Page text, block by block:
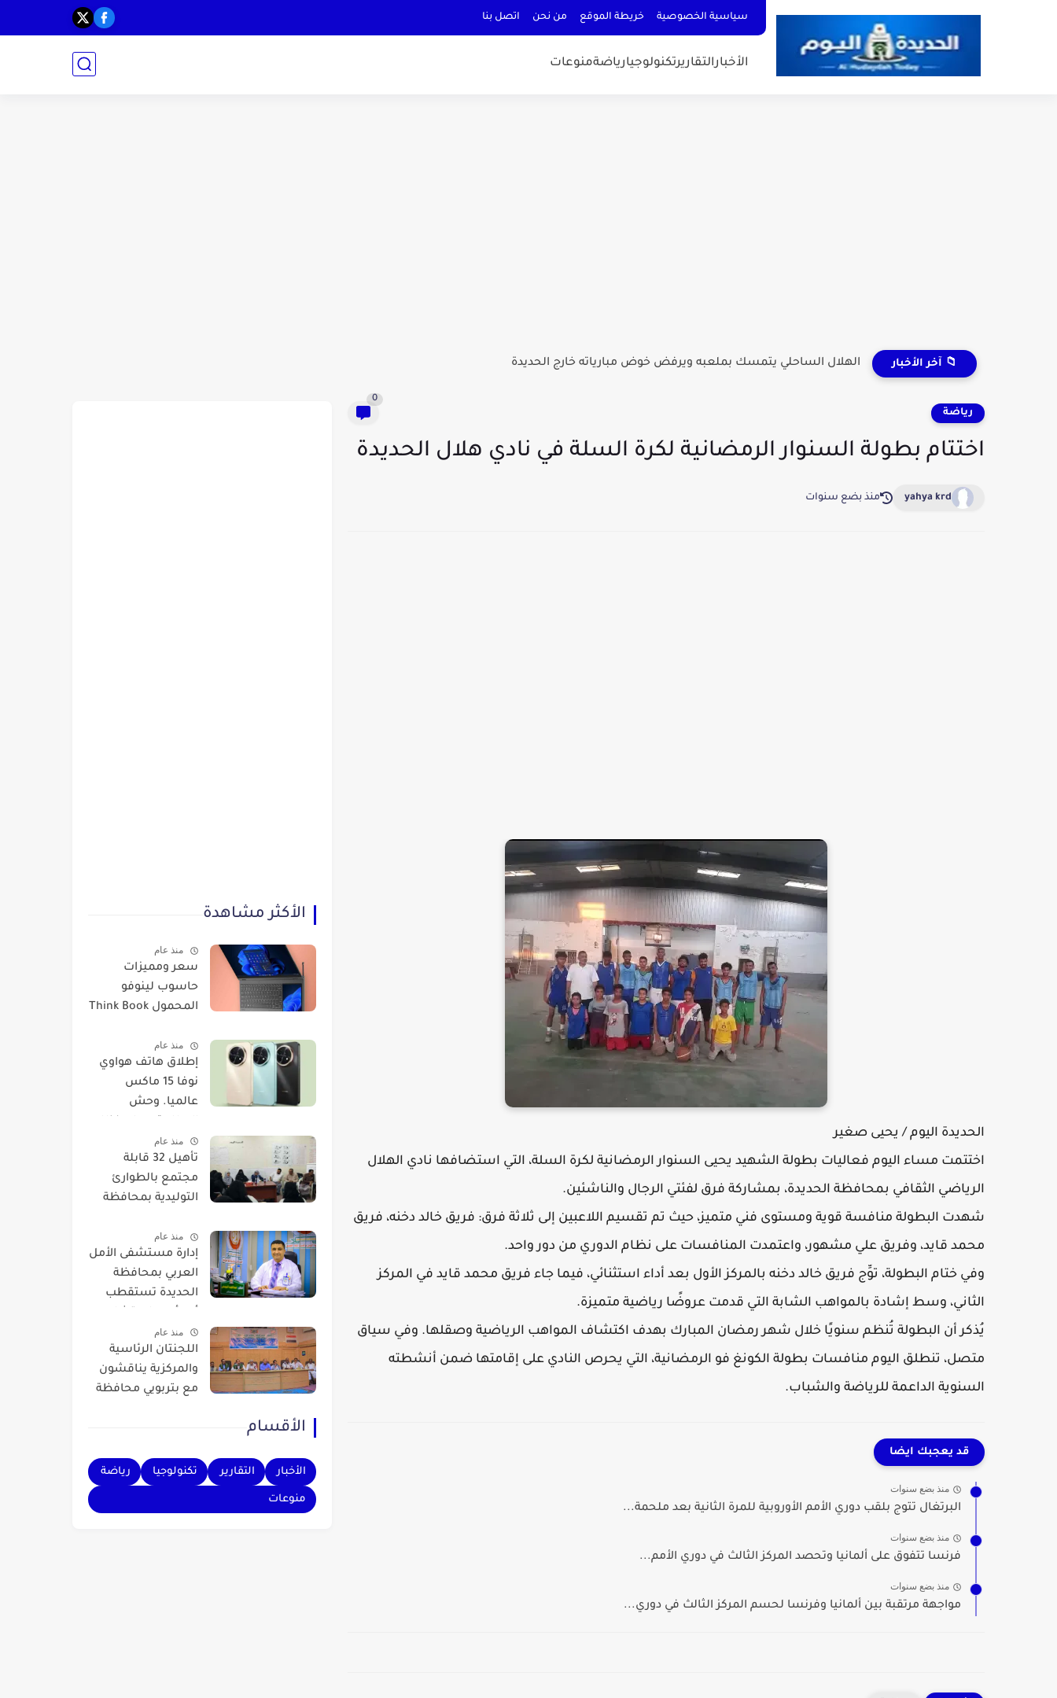
سياسية الخصوصية خريطة الموقع من نحن اتصل بنا
الأخبارالتقاريرتكنولوجيارياضةمنوعات
📁 آخر الأخبار الهلال الساحلي يتمسك بملعبه ويرفض خوض مبارياته خارج الحديدة
رياضة
0
اختتام بطولة السنوار الرمضانية لكرة السلة في نادي هلال الحديدة
yahya krd منذ بضع سنوات
الحديدة اليوم / يحيى صغير
اختتمت مساء اليوم فعاليات بطولة الشهيد يحيى السنوار الرمضانية لكرة السلة، التي استضافها نادي الهلال
الرياضي الثقافي بمحافظة الحديدة، بمشاركة فرق لفئتي الرجال والناشئين.
شهدت البطولة منافسة قوية ومستوى فني متميز، حيث تم تقسيم اللاعبين إلى ثلاثة فرق: فريق خالد دخنه، فريق
محمد قايد، وفريق علي مشهور، واعتمدت المنافسات على نظام الدوري من دور واحد.
وفي ختام البطولة، توِّج فريق خالد دخنه بالمركز الأول بعد أداء استثنائي، فيما جاء فريق محمد قايد في المركز
الثاني، وسط إشادة بالمواهب الشابة التي قدمت عروضًا رياضية متميزة.
يُذكر أن البطولة تُنظم سنويًا خلال شهر رمضان المبارك بهدف اكتشاف المواهب الرياضية وصقلها. وفي سياق
متصل، تنطلق اليوم منافسات بطولة الكونغ فو الرمضانية، التي يحرص النادي على إقامتها ضمن أنشطته
السنوية الداعمة للرياضة والشباب.
قد يعجبك ايضا
منذ بضع سنوات
البرتغال تتوج بلقب دوري الأمم الأوروبية للمرة الثانية بعد ملحمة...
منذ بضع سنوات
فرنسا تتفوق على ألمانيا وتحصد المركز الثالث في دوري الأمم...
منذ بضع سنوات
مواجهة مرتقبة بين ألمانيا وفرنسا لحسم المركز الثالث في دوري...
الأكثر مشاهدة
منذ عام
سعر ومميزات
حاسوب لينوفو
المحمول Think Book
منذ عام
​إطلاق هاتف هواوي
نوفا 15 ماكس
عالميا. وحش
EMUI 14.
منذ عام
تأهيل 32 قابلة
مجتمع بالطوارئ
التوليدية بمحافظة
منذ عام
إدارة مستشفى الأمل
العربي بمحافظة
الحديدة تستقطب
العيون.
منذ عام
اللجنتان الرئاسية
والمركزية يناقشون
مع بتربويي محافظة
الأقسام
الأخبار التقارير تكنولوجيا رياضة
منوعات